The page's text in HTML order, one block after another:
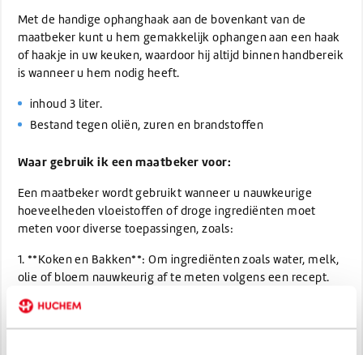
Met de handige ophanghaak aan de bovenkant van de
maatbeker kunt u hem gemakkelijk ophangen aan een haak
of haakje in uw keuken, waardoor hij altijd binnen handbereik
is wanneer u hem nodig heeft.
inhoud 3 liter.
Bestand tegen oliën, zuren en brandstoffen
Waar gebruik ik een maatbeker voor:
Een maatbeker wordt gebruikt wanneer u nauwkeurige
hoeveelheden vloeistoffen of droge ingrediënten moet
meten voor diverse toepassingen, zoals:
1. **Koken en Bakken**: Om ingrediënten zoals water, melk,
olie of bloem nauwkeurig af te meten volgens een recept.
2. **Chemische en Laboratoriumwerkzaamheden**: Voor het
nauwkeurig afmeten van vloeistoffen of chemicaliën bij het